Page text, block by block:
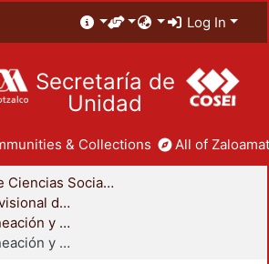
Log In
Secretaría de
Unidad
& Collections All of
División de Ciencias Sociales y Humanidades
Coordinación Divisional de Posgrado
Maestría en Planeación y Políticas Metropolitanas
Maestría en Planeación y Políticas Metropolitanas